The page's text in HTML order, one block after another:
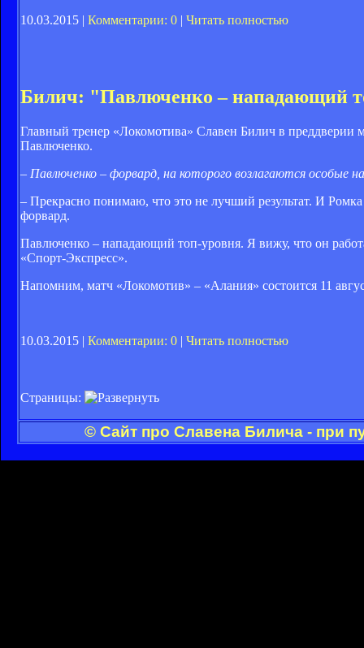
10.03.2015 | Комментарии: 0 | Читать полностью
Билич: "Павлюченко – нападающий
Главный тренер «Локомотива» Славен Билич в преддверии
Павлюченко.
– Павлюченко – форвард, на которого возлагаются особые
– Прекрасно понимаю, что это не лучший результат. И
форвард.
Павлюченко – нападающий топ-уровня. Я вижу, что он
«Спорт-Экспресс».
Напомним, матч «Локомотив» – «Алания» состоится 11
10.03.2015 | Комментарии: 0 | Читать полностью
Страницы:
© Сайт про Славена Билича - при